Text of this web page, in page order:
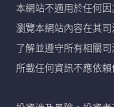
本網站不適用於任何
瀏覽本網站內容在其
了解並遵守所有相關
所載任何資訊不應依